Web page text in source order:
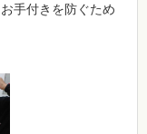
手付きを防ぐため